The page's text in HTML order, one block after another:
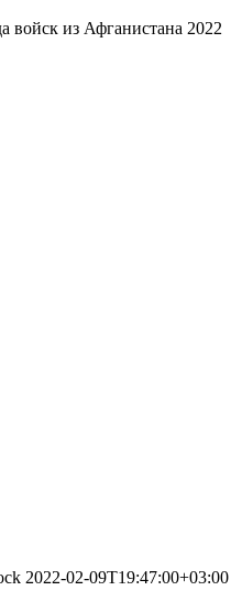
войск из Афганистана 2022
2022-02-09T19:47:00+03:00